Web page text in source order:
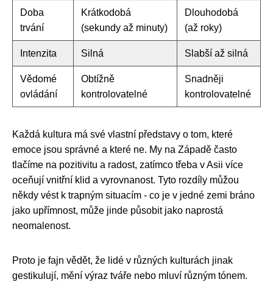
Doba
trvání
Krátkodobá
(sekundy až minuty)
Dlouhodobá
(až roky)
Intenzita Silná Slabší až silná
Vědomé
ovládání
Obtížně
kontrolovatelné
Snadněji
kontrolovatelné
Každá kultura má své vlastní představy o tom, které
emoce jsou správné a které ne. My na Západě často
tlačíme na pozitivitu a radost, zatímco třeba v Asii více
oceňují vnitřní klid a vyrovnanost. Tyto rozdíly můžou
někdy vést k trapným situacím - co je v jedné zemi bráno
jako upřímnost, může jinde působit jako naprostá
neomalenost.
Proto je fajn vědět, že lidé v různých kulturách jinak
gestikulují, mění výraz tváře nebo mluví různým tónem.